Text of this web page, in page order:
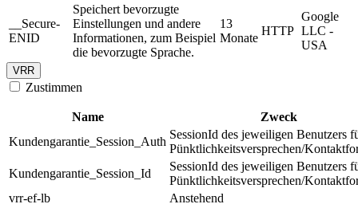
__Secure-
ENID
Speichert bevorzugte
Einstellungen und andere
Informationen, zum Beispiel
die bevorzugte Sprache.
13
Monate
HTTP
Google
LLC -
USA
VRR
Zustimmen
Name
Zweck
Kundengarantie_Session_Auth
SessionId des jeweiligen Benutzers
Pünktlichkeitsversprechen/
Kundengarantie_Session_Id
SessionId des jeweiligen Benutzers
Pünktlichkeitsversprechen/
vrr-ef-lb
Anstehend